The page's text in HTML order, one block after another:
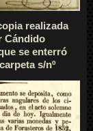
realizada
Cándido
se enterró
s/nº